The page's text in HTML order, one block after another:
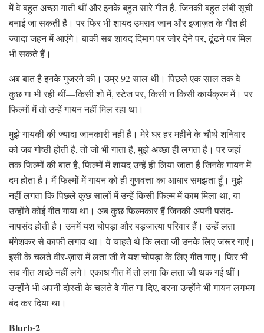
में वे बहुत अच्छा गाती थीं और इनके बहुत सारे गीत हैं, जिनकी बहुत लंबी सूची
बनाई जा सकती है। पर फिर भी शायद उमराव जान और इजाज़त के गीत ही
ज्यादा जहन में आएंगे। बाकी सब शायद दिमाग पर जोर देने पर, ढूंढने पर मिल
भी सकते हैं।
अब बात है इनके गुजरने की। उम्र 92 साल थी। पिछले एक साल तक वे
कुछ गा भी रही थीं—किसी शो में, स्टेज पर, किसी न किसी कार्यक्रम में। पर
फिल्मों में तो उन्हें गायन नहीं मिल रहा था।
मुझे गायकी की ज्यादा जानकारी नहीं है। मेरे घर हर महीने के चौथे शनिवार
को जब गोष्ठी होती है, तो जो भी गाता है, मुझे अच्छा ही लगता है। पर जहां
तक फिल्मों की बात है, फिल्मों में शायद उन्हें ही लिया जाता है जिनके गायन में
दम होता है। मैं फिल्मों में गायन को ही गुणवत्ता का आधार समझता हूँ। मुझे
नहीं लगता कि पिछले कुछ सालों में उन्हें किसी फिल्म में काम मिला था, या
उन्होंने कोई गीत गाया था। अब कुछ फिल्मकार हैं जिनकी अपनी पसंद-
नापसंद होती है। उनमें यश चोपड़ा और बड़जात्या परिवार हैं। उन्हें लता
मंगेशकर से काफी लगाव था। वे चाहते थे कि लता जी उनके लिए जरूर गाएं।
इसी के चलते वीर-ज़ारा में लता जी ने यश चोपड़ा के लिए गीत गाए। फिर भी
सब गीत अच्छे नहीं लगे। एकाध गीत में तो लगा कि लता जी थक गई थीं।
उन्होंने भी अपनी दोस्ती के चलते वे गीत गा दिए, वरना उन्होंने भी गायन लगभग
बंद कर दिया था।
Blurb-2